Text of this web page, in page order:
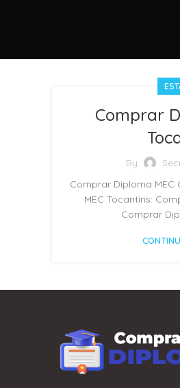
Comprar
By
Comprar Diploma
MEC Tocantins:
Comprar